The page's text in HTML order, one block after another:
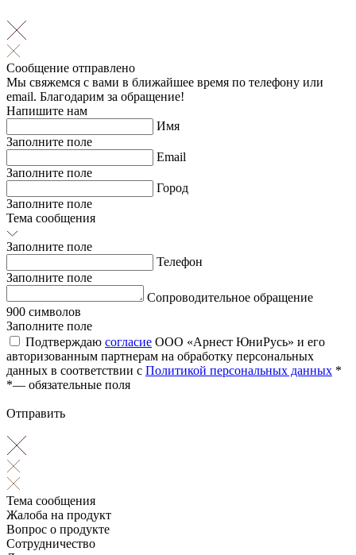
Сообщение отправлено
Мы свяжемся с вами в ближайшее время по телефону или
email. Благодарим за обращение!
Напишите нам
Имя
Заполните поле
Email
Заполните поле
Город
Заполните поле
Тема сообщения
Заполните поле
Телефон
Заполните поле
Сопроводительное обращение
900 символов
Заполните поле
Подтверждаю согласие ООО «Арнест ЮниРусь» и его
авторизованным партнерам на обработку персональных
данных в соответствии с Политикой персональных данных *
*— обязательные поля
Отправить
Тема сообщения
Жалоба на продукт
Вопрос о продукте
Сотрудничество